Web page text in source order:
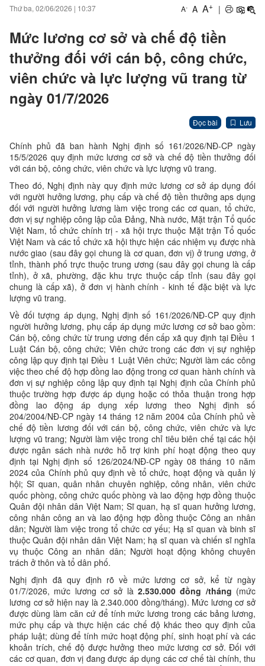
Thứ ba, 02/06/2026 | 10:37 A- A A+ |
Mức lương cơ sở và chế độ tiền
thưởng đối với cán bộ, công chức,
viên chức và lực lượng vũ trang từ
ngày 01/7/2026
Đọc bài Lưu
Chính phủ đã ban hành Nghị định số 161/2026/NĐ-CP ngày
15/5/2026 quy định mức lương cơ sở và chế độ tiền thưởng đối
với cán bộ, công chức, viên chức và lực lượng vũ trang.
Theo đó, Nghị định này quy định mức lương cơ sở áp dụng đối
với người hưởng lương, phụ cấp và chế độ tiền thưởng aps dụng
đối với người hưởng lương làm việc trong các cơ quan, tổ chức,
đơn vị sự nghiệp công lập của Đảng, Nhà nước, Mặt trận Tổ quốc
Việt Nam, tổ chức chính trị - xã hội trực thuộc Mặt trận Tổ quốc
Việt Nam và các tổ chức xã hội thực hiện các nhiệm vụ được nhà
nước giao (sau đây gọi chung là cơ quan, đơn vị) ở trung ương, ở
tỉnh, thành phố trực thuộc trung ương (sau đây gọi chung là cấp
tỉnh), ở xã, phường, đặc khu trực thuộc cấp tỉnh (sau đây gọi
chung là cấp xã), ở đơn vị hành chính - kinh tế đặc biệt và lực
lượng vũ trang.
Về đối tượng áp dụng, Nghị định số 161/2026/NĐ-CP quy định
người hưởng lương, phụ cấp áp dụng mức lương cơ sở bao gồm:
Cán bộ, công chức từ trung ương đến cấp xã quy định tại Điều 1
Luật Cán bộ, công chức; Viên chức trong các đơn vị sự nghiệp
công lập quy định tại Điều 1 Luật Viên chức; Người làm các công
việc theo chế độ hợp đồng lao động trong cơ quan hành chính và
đơn vị sự nghiệp công lập quy định tại Nghị định của Chính phủ
thuộc trường hợp được áp dụng hoặc có thỏa thuận trong hợp
đồng lao động áp dụng xếp lương theo Nghị định số
204/2004/NĐ-CP ngày 14 tháng 12 năm 2004 của Chính phủ về
chế độ tiền lương đối với cán bộ, công chức, viên chức và lực
lượng vũ trang; Người làm việc trong chỉ tiêu biên chế tại các hội
được ngân sách nhà nước hỗ trợ kinh phí hoạt động theo quy
định tại Nghị định số 126/2024/NĐ-CP ngày 08 tháng 10 năm
2024 của Chính phủ quy định về tổ chức, hoạt động và quản lý
hội; Sĩ quan, quân nhân chuyên nghiệp, công nhân, viên chức
quốc phòng, công chức quốc phòng và lao động hợp đồng thuộc
Quân đội nhân dân Việt Nam; Sĩ quan, hạ sĩ quan hưởng lương,
công nhân công an và lao động hợp đồng thuộc Công an nhân
dân; Người làm việc trong tổ chức cơ yếu; Hạ sĩ quan và binh sĩ
thuộc Quân đội nhân dân Việt Nam; hạ sĩ quan và chiến sĩ nghĩa
vụ thuộc Công an nhân dân; Người hoạt động không chuyên
trách ở thôn và tổ dân phố.
Nghị định đã quy định rõ về mức lương cơ sở, kể từ ngày
01/7/2026, mức lương cơ sở là 2.530.000 đồng /tháng (mức
lương cơ sở hiện nay là 2.340.000 đồng/tháng). Mức lương cơ sở
được dùng làm căn cứ để tính mức lương trong các bảng lương,
mức phụ cấp và thực hiện các chế độ khác theo quy định của
pháp luật; dùng để tính mức hoạt động phí, sinh hoạt phí và các
khoản trích, chế độ được hưởng theo mức lương cơ sở. Đối với
các cơ quan, đơn vị đang được áp dụng các cơ chế tài chính, thu